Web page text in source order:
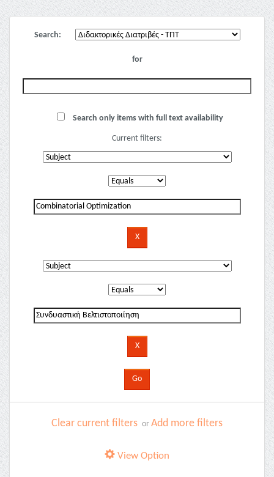
Search:
for
Search only items with full text availability
Current filters:
Clear current filters or Add more filters
View Option